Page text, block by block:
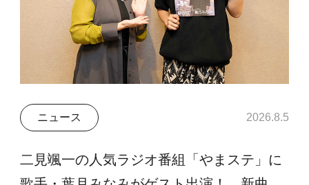
ニュース 2026.8.5
二見颯一の人気ラジオ番組「やまステ」に